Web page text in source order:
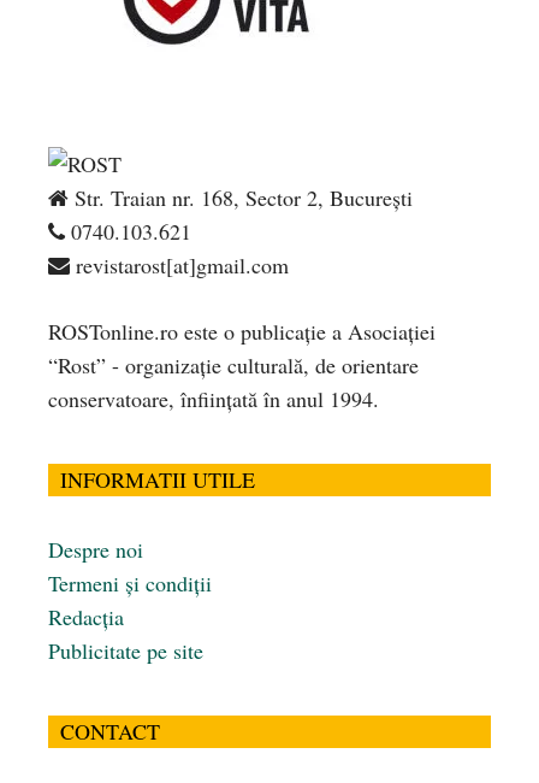
Str. Traian nr. 168, Sector 2, București
0740.103.621
revistarost[at]gmail.com
ROSTonline.ro este o publicaţie a Asociaţiei
“Rost” - organizaţie culturală, de orientare
conservatoare, înfiinţată în anul 1994.
INFORMATII UTILE
Despre noi
Termeni și condiții
Redacția
Publicitate pe site
CONTACT